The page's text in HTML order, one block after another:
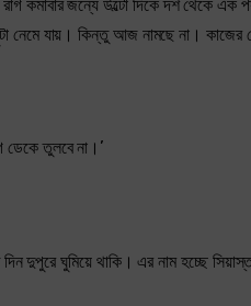
রাগ কমাবার জন্যে উল্টো দিকে দশ
নেমে যায়। কিন্তু আজ নামছে না। কাজের
তুলবে না।’
দুপুরে ঘুমিয়ে থাকি। এর নাম হচ্ছে